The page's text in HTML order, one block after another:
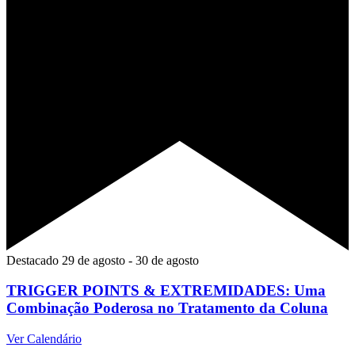
Destacado 29 de agosto - 30 de agosto
TRIGGER POINTS & EXTREMIDADES: Uma
Combinação Poderosa no Tratamento da Coluna
Ver Calendário